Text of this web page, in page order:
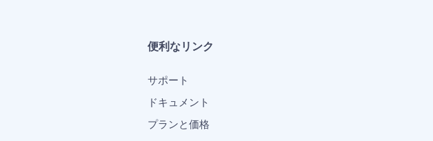
便利なリンク
サポート
ドキュメント
プランと価格